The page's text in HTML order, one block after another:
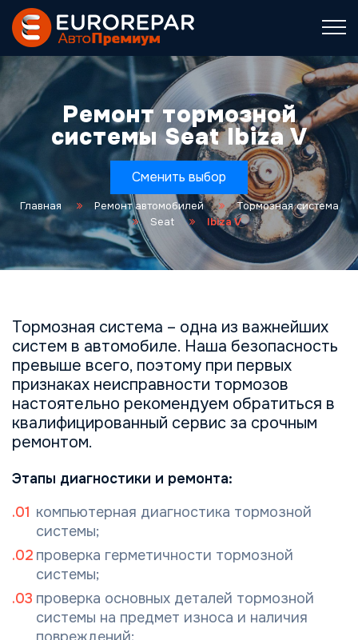
Ремонт тормозной
системы Seat Ibiza V
Сменить выбор
Главная Ремонт автомобилей
Тормозная система
Seat
Ibiza V
Тормозная система – одна из важнейших
систем в автомобиле. Наша безопасность
превыше всего, поэтому при первых
признаках неисправности тормозов
настоятельно рекомендуем обратиться в
квалифицированный сервис за срочным
ремонтом.
Этапы диагностики и ремонта:
компьютерная диагностика тормозной
системы;
проверка герметичности тормозной
системы;
проверка основных деталей тормозной
системы на предмет изнoса и наличия